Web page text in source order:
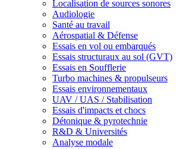
Localisation de sources sonores
Audiologie
Santé au travail
Aérospatial & Défense
Essais en vol ou embarqués
Essais structuraux au sol (GVT)
Essais en Soufflerie
Turbo machines & propulseurs
Essais environnementaux
UAV / UAS / Stabilisation
Essais d'impacts et chocs
Détonique & pyrotechnie
R&D & Universités
Analyse modale